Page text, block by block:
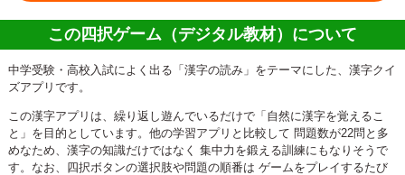
この四択ゲーム（デジタル教材）について
中学受験・高校入試によく出る「漢字の読み」をテーマにした、漢字クイ
ズアプリです。
この漢字アプリは、繰り返し遊んでいるだけで「自然に漢字を覚えるこ
と」を目的としています。他の学習アプリと比較して 問題数が22問と多
めなため、漢字の知識だけではなく 集中力を鍛える訓練にもなりそうで
す。なお、四択ボタンの選択肢や問題の順番は ゲームをプレイするたび